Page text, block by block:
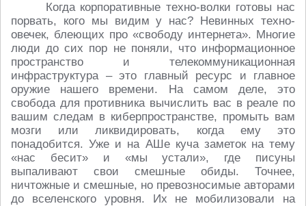
Когда корпоративные техно-волки готовы нас
порвать, кого мы видим у нас? Невинных техно-
овечек, блеющих про «свободу интернета». Многие
люди до сих пор не поняли, что информационное
пространство и телекоммуникационная
инфраструктура – это главный ресурс и главное
оружие нашего времени. На самом деле, это
свобода для противника вычислить вас в реале по
вашим следам в киберпространстве, промыть вам
мозги или ликвидировать, когда ему это
понадобится. Уже и на АШе куча заметок на тему
«нас бесит» и «мы устали», где писуны
выпаливают свои смешные обиды. Точнее,
ничтожные и смешные, но превозносимые авторами
до вселенского уровня. Их не мобилизовали на